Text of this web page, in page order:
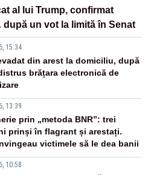
al lui Trump, confirmat
un vot la limită în Senat
15:34
din arest la domiciliu, după
brățara electronică de
13:39
prin „metoda BNR”: trei
prinși în flagrant și arestați.
victimele să le dea banii
10:58